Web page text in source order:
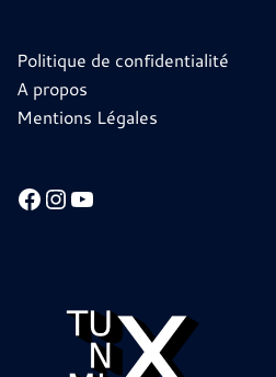
Politique de confidentialité
A propos
Mentions Légales
Facebook
Instagram
YouTube